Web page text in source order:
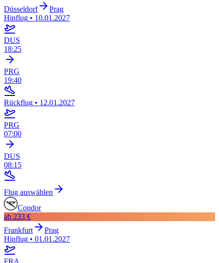
Düsseldorf
Prag
Hinflug • 10.01.2027
DUS
18:25
PRG
19:40
Rückflug • 12.01.2027
PRG
07:00
DUS
08:15
Flug auswählen
Condor
ab 233 €
Frankfurt
Prag
Hinflug • 01.01.2027
FRA